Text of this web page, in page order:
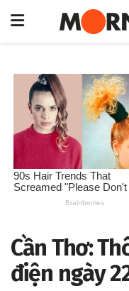
Cần Thơ:
điện ngày